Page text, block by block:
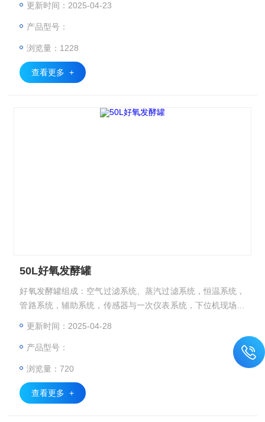
更新时间：2025-04-23
产品型号：
浏览量：1228
查看更多 +
50L好氧发酵罐
好氧发酵罐组成：空气过滤系统、蒸汽过滤系统，恒温系统，
管路系统，辅助系统，传感器与一次仪表系统，下位机现场控
更新时间：2025-04-28
产品型号：
浏览量：720
查看更多 +